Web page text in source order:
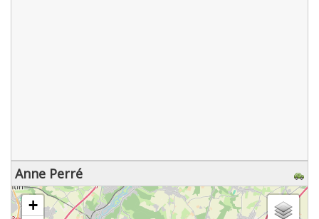
Anne Perré
chargement de la carte - veuillez patienter...
+